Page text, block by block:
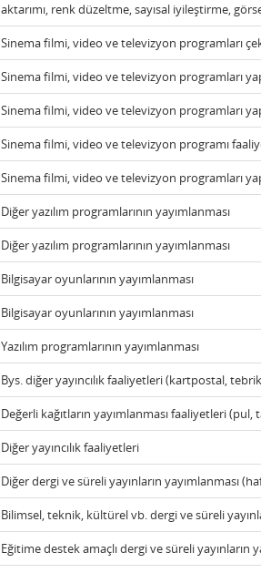
aktarımı, renk düzeltme, sayısal iyileştirme,
Sinema filmi, video ve televizyon programları
Sinema filmi, video ve televizyon programları
Sinema filmi, video ve televizyon programları
Sinema filmi, video ve televizyon programı
Sinema filmi, video ve televizyon programları
Diğer yazılım programlarının yayımlanması
Diğer yazılım programlarının yayımlanması
Bilgisayar oyunlarının yayımlanması
Bilgisayar oyunlarının yayımlanması
Yazılım programlarının yayımlanması
Bys. diğer yayıncılık faaliyetleri (kartpostal,
Değerli kağıtların yayımlanması faaliyetleri
Diğer yayıncılık faaliyetleri
Diğer dergi ve süreli yayınların yayımlanması
Bilimsel, teknik, kültürel vb. dergi ve süreli
Eğitime destek amaçlı dergi ve süreli